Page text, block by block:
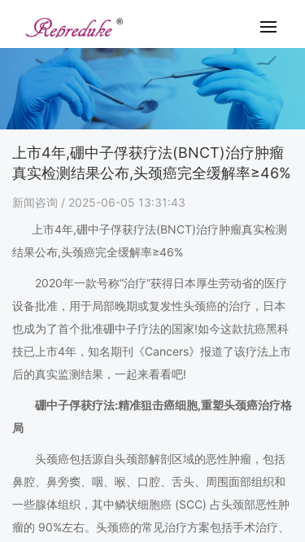
上市4年,硼中子俘获疗法(BNCT)治疗肿瘤
真实检测结果公布,头颈癌完全缓解率≥46%
新闻咨询 / 2025-06-05 13:31:43
上市4年,硼中子俘获疗法(BNCT)治疗肿瘤真实检测
结果公布,头颈癌完全缓解率≥46%
2020年一款号称“治疗”获得日本厚生劳动省的医疗
设备批准，用于局部晚期或复发性头颈癌的治疗，日本
也成为了首个批准硼中子疗法的国家!如今这款抗癌黑科
技已上市4年，知名期刊《Cancers》报道了该疗法上市
后的真实监测结果，一起来看看吧!
硼中子俘获疗法:精准狙击癌细胞,重塑头颈癌治疗格
局
头颈癌包括源自头颈部解剖区域的恶性肿瘤，包括
鼻腔、鼻旁窦、咽、喉、口腔、舌头、周围面部组织和
一些腺体组织，其中鳞状细胞癌 (SCC) 占头颈部恶性肿
瘤的 90%左右。头颈癌的常见治疗方案包括手术治疗、